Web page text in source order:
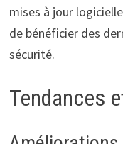
mises à jour
de bénéficier des
sécurité.
Tendances